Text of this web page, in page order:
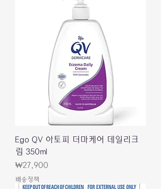
Ego QV 아토피 더마케어 데일리크
림 350ml
Price
₩27,900
배송정책